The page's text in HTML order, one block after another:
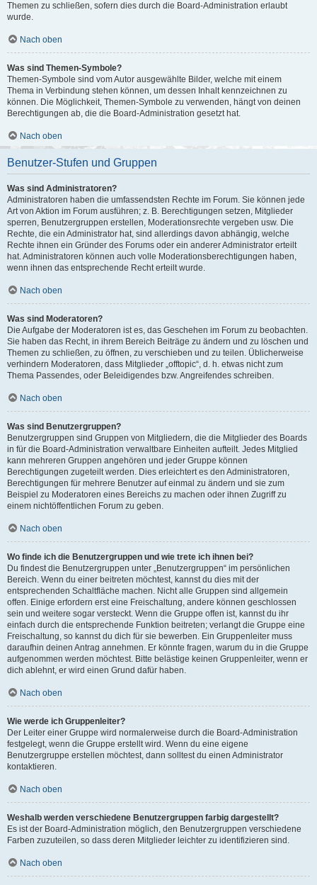
Themen zu schließen, sofern dies durch die Board-Administration erlaubt
wurde.
Nach oben
Was sind Themen-Symbole?
Themen-Symbole sind vom Autor ausgewählte Bilder, welche mit einem
Thema in Verbindung stehen können, um dessen Inhalt kennzeichnen zu
können. Die Möglichkeit, Themen-Symbole zu verwenden, hängt von deinen
Berechtigungen ab, die die Board-Administration gesetzt hat.
Nach oben
Benutzer-Stufen und Gruppen
Was sind Administratoren?
Administratoren haben die umfassendsten Rechte im Forum. Sie können jede
Art von Aktion im Forum ausführen; z. B. Berechtigungen setzen, Mitglieder
sperren, Benutzergruppen erstellen, Moderationsrechte vergeben usw. Die
Rechte, die ein Administrator hat, sind allerdings davon abhängig, welche
Rechte ihnen ein Gründer des Forums oder ein anderer Administrator erteilt
hat. Administratoren können auch volle Moderationsberechtigungen haben,
wenn ihnen das entsprechende Recht erteilt wurde.
Nach oben
Was sind Moderatoren?
Die Aufgabe der Moderatoren ist es, das Geschehen im Forum zu beobachten.
Sie haben das Recht, in ihrem Bereich Beiträge zu ändern und zu löschen und
Themen zu schließen, zu öffnen, zu verschieben und zu teilen. Üblicherweise
verhindern Moderatoren, dass Mitglieder „offtopic“, d. h. etwas nicht zum
Thema Passendes, oder Beleidigendes bzw. Angreifendes schreiben.
Nach oben
Was sind Benutzergruppen?
Benutzergruppen sind Gruppen von Mitgliedern, die die Mitglieder des Boards
in für die Board-Administration verwaltbare Einheiten aufteilt. Jedes Mitglied
kann mehreren Gruppen angehören und jeder Gruppe können
Berechtigungen zugeteilt werden. Dies erleichtert es den Administratoren,
Berechtigungen für mehrere Benutzer auf einmal zu ändern und sie zum
Beispiel zu Moderatoren eines Bereichs zu machen oder ihnen Zugriff zu
einem nichtöffentlichen Forum zu geben.
Nach oben
Wo finde ich die Benutzergruppen und wie trete ich ihnen bei?
Du findest die Benutzergruppen unter „Benutzergruppen“ im persönlichen
Bereich. Wenn du einer beitreten möchtest, kannst du dies mit der
entsprechenden Schaltfläche machen. Nicht alle Gruppen sind allgemein
offen. Einige erfordern erst eine Freischaltung, andere können geschlossen
sein und weitere sogar versteckt. Wenn die Gruppe offen ist, kannst du ihr
einfach durch die entsprechende Funktion beitreten; verlangt die Gruppe eine
Freischaltung, so kannst du dich für sie bewerben. Ein Gruppenleiter muss
daraufhin deinen Antrag annehmen. Er könnte fragen, warum du in die Gruppe
aufgenommen werden möchtest. Bitte belästige keinen Gruppenleiter, wenn er
dich ablehnt, er wird einen Grund dafür haben.
Nach oben
Wie werde ich Gruppenleiter?
Der Leiter einer Gruppe wird normalerweise durch die Board-Administration
festgelegt, wenn die Gruppe erstellt wird. Wenn du eine eigene
Benutzergruppe erstellen möchtest, dann solltest du einen Administrator
kontaktieren.
Nach oben
Weshalb werden verschiedene Benutzergruppen farbig dargestellt?
Es ist der Board-Administration möglich, den Benutzergruppen verschiedene
Farben zuzuteilen, so dass deren Mitglieder leichter zu identifizieren sind.
Nach oben